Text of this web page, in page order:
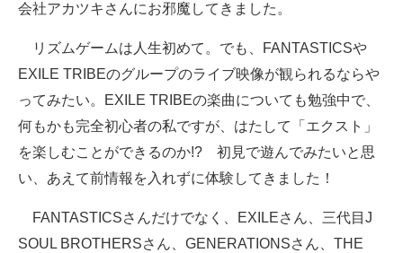
会社アカツキさんにお邪魔してきました。
リズムゲームは人生初めて。でも、FANTASTICSや
EXILE TRIBEのグループのライブ映像が観られるならや
ってみたい。EXILE TRIBEの楽曲についても勉強中で、
何もかも完全初心者の私ですが、はたして「エクスト」
を楽しむことができるのか!? 初見で遊んでみたいと思
い、あえて前情報を入れずに体験してきました！
FANTASTICSさんだけでなく、EXILEさん、三代目J
SOUL BROTHERSさん、GENERATIONSさん、THE